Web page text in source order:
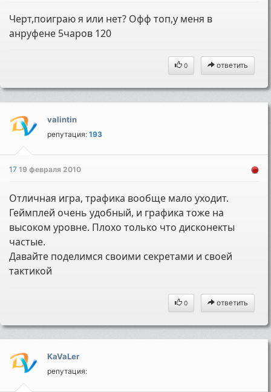
Черт,поиграю я или нет? Офф топ,у меня в
анруфене 5чаров 120
0 ответить
valintin
репутация:193
1719 февраля 2010
Отличная игра, трафика вообще мало уходит.
Геймплей очень удобный, и графика тоже на
высоком уровне. Плохо только что дисконекты
частые.
Давайте поделимся своими секретами и своей
тактикой
0 ответить
KaVaLer
репутация: